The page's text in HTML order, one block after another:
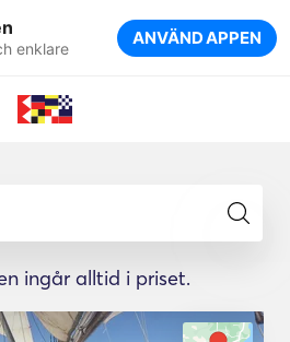
enklare ANVÄND APPEN
ingår alltid i priset.